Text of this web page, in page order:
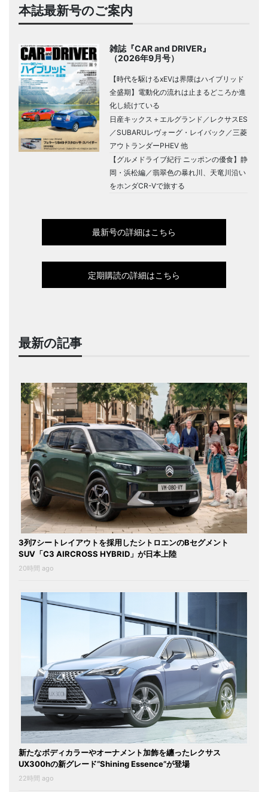
本誌最新号のご案内
雑誌『CAR and DRIVER』
（2026年9月号）
【時代を駆けるxEVは界隈はハイブリッド
全盛期】電動化の流れは止まるどころか進
化し続けている
日産キックス＋エルグランド／レクサスES
／SUBARUレヴォーグ・レイバック／三菱
アウトランダーPHEV 他
【グルメドライブ紀行 ニッポンの優食】静
岡・浜松編／翡翠色の暴れ川、天竜川沿い
をホンダCR-Vで旅する
最新号の詳細はこちら
定期購読の詳細はこちら
最新の記事
3列7シートレイアウトを採用したシトロエンのBセグメント
SUV「C3 AIRCROSS HYBRID」が日本上陸
20時間 ago
新たなボディカラーやオーナメント加飾を纏ったレクサス
UX300hの新グレード“Shining Essence”が登場
22時間 ago